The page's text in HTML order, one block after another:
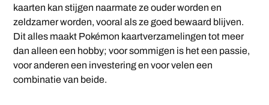
kaarten kan stijgen naarmate ze ouder worden en
zeldzamer worden, vooral als ze goed bewaard blijven.
Dit alles maakt Pokémon kaartverzamelingen tot meer
dan alleen een hobby; voor sommigen is het een passie,
voor anderen een investering en voor velen een
combinatie van beide.